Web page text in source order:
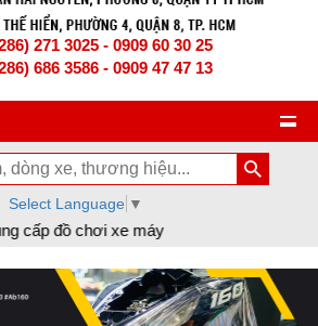
271 3025 - 0909 60 30 25
686 3586 - 0909 47 47 13
Select Language ▼
xe máy